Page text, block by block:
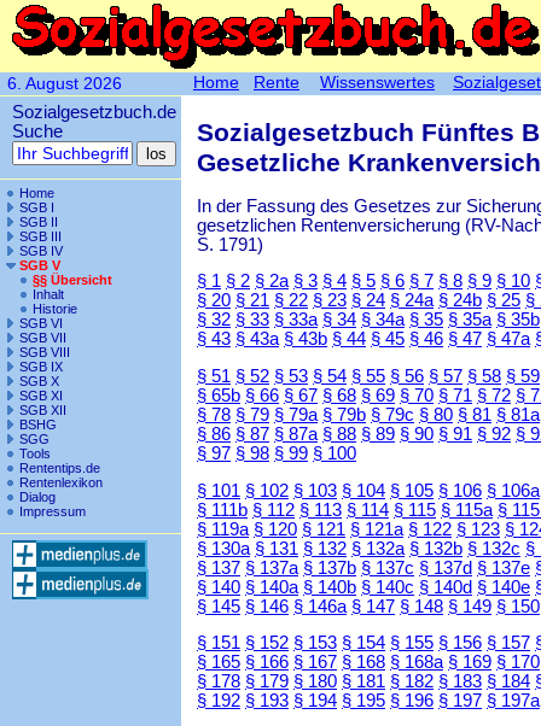
6. August 2026
Sozialgesetzbuch.de
Suche
Home
SGB I
SGB II
SGB III
SGB IV
SGB V
§§ Übersicht
Inhalt
Historie
SGB VI
SGB VII
SGB VIII
SGB IX
SGB X
SGB XI
SGB XII
BSHG
SGG
Tools
Rententips.de
Rentenlexikon
Dialog
Impressum
Sozialgesetzbuch Fünftes
Gesetzliche
In der Fassung des Gesetzes zur
gesetzlichen Rentenversicherung (RV-
S. 1791)
§ 1 § 2 § 2a § 3 § 4 § 5 § 6 § 7 § 8 § 9 § 10
§ 20 § 21 § 22 § 23 § 24 § 24a § 24b § 25 §
§ 32 § 33 § 33a § 34 § 34a § 35 § 35a § 35b
§ 43 § 43a § 43b § 44 § 45 § 46 § 47 § 47a
§ 51 § 52 § 53 § 54 § 55 § 56 § 57 § 58 § 59
§ 65b § 66 § 67 § 68 § 69 § 70 § 71 § 72 §
§ 78 § 79 § 79a § 79b § 79c § 80 § 81 § 81a
§ 86 § 87 § 87a § 88 § 89 § 90 § 91 § 92 §
§ 97 § 98 § 99 § 100
§ 101 § 102 § 103 § 104 § 105 § 106 § 106a
§ 111b § 112 § 113 § 114 § 115 § 115a §
§ 119a § 120 § 121 § 121a § 122 § 123 §
§ 130a § 131 § 132 § 132a § 132b § 132c §
§ 137 § 137a § 137b § 137c § 137d § 137e
§ 140 § 140a § 140b § 140c § 140d § 140e
§ 145 § 146 § 146a § 147 § 148 § 149 § 150
§ 151 § 152 § 153 § 154 § 155 § 156 § 157
§ 165 § 166 § 167 § 168 § 168a § 169 § 170
§ 178 § 179 § 180 § 181 § 182 § 183 § 184
§ 192 § 193 § 194 § 195 § 196 § 197 § 197a
Home Rente Wissenswertes